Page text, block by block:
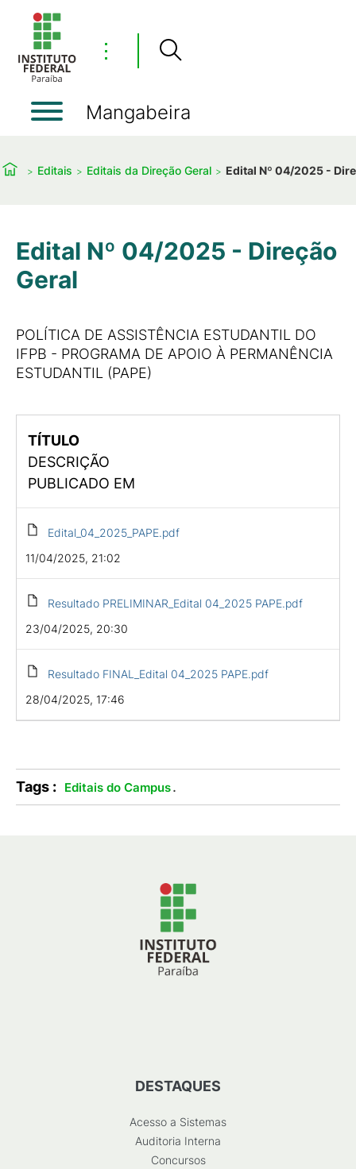
⋮
Mangabeira
Editais Editais da Direção Geral Edital Nº 04/2025 -
Edital Nº 04/2025 - Direção
Geral
POLÍTICA DE ASSISTÊNCIA ESTUDANTIL DO
IFPB - PROGRAMA DE APOIO À PERMANÊNCIA
ESTUDANTIL (PAPE)
TÍTULO
DESCRIÇÃO
PUBLICADO EM
Edital_04_2025_PAPE.pdf
11/04/2025, 21:02
Resultado PRELIMINAR_Edital 04_2025 PAPE.pdf
23/04/2025, 20:30
Resultado FINAL_Edital 04_2025 PAPE.pdf
28/04/2025, 17:46
Tags : Editais do Campus.
DESTAQUES
Acesso a Sistemas
Auditoria Interna
Concursos